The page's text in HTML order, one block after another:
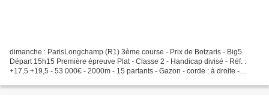
dimanche : ParisLongchamp (R1) 3ème course - Prix de Botzaris - Big5
Départ 15h15 Première épreuve Plat - Classe 2 - Handicap divisé - Réf. :
+17,5 +19,5 - 53 000€ - 2000m - 15 partants - Gazon - corde : à droite -